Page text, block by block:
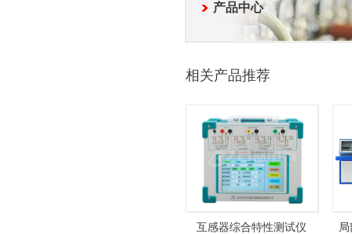
产品中心
相关产品推荐
互感器综合特性测试仪